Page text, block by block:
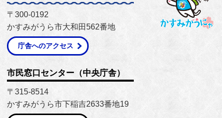
〒300-0192
かすみがうら市大和田562番地
庁舎へのアクセス
市民窓口センター（中央庁舎）
〒315-8514
かすみがうら市下稲吉2633番地19